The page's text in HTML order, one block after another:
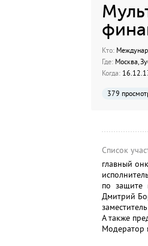
Кто:
Где:Москва,
Когда:
379
Список
главный
по защите
Дмитрий
А также
Модератор